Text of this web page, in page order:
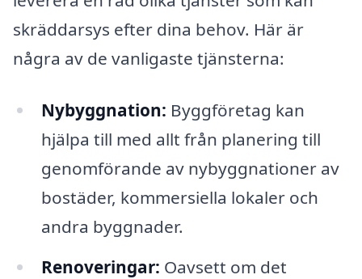
skräddarsys efter dina behov. Här är
några av de vanligaste tjänsterna:
Nybyggnation: Byggföretag kan
hjälpa till med allt från planering till
genomförande av nybyggnationer av
bostäder, kommersiella lokaler och
andra byggnader.
Renoveringar: Oavsett om det